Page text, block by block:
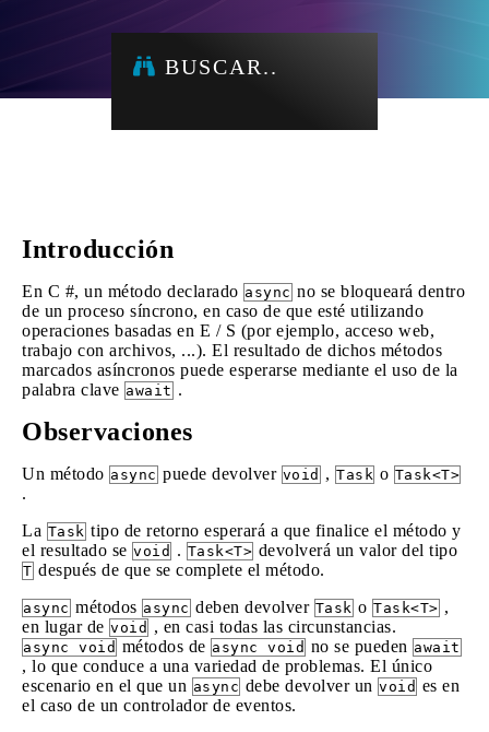
BUSCAR..
Introducción
En C #, un método declarado async no se bloqueará dentro
de un proceso síncrono, en caso de que esté utilizando
operaciones basadas en E / S (por ejemplo, acceso web,
trabajo con archivos, ...). El resultado de dichos métodos
marcados asíncronos puede esperarse mediante el uso de la
palabra clave await .
Observaciones
Un método async puede devolver void , Task o Task<T>
.
La Task tipo de retorno esperará a que finalice el método y
el resultado se void . Task<T> devolverá un valor del tipo
T después de que se complete el método.
async métodos async deben devolver Task o Task<T> ,
en lugar de void , en casi todas las circunstancias.
async void métodos de async void no se pueden await
, lo que conduce a una variedad de problemas. El único
escenario en el que un async debe devolver un void es en
el caso de un controlador de eventos.